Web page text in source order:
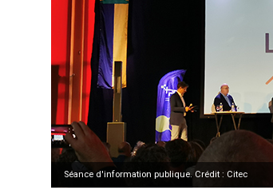
Séance d'information publique. Crédit : Citec